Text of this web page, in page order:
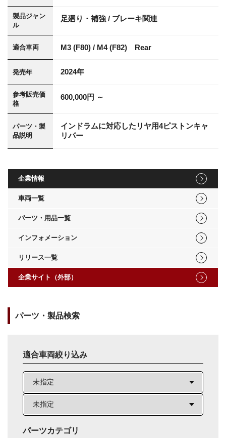
製品ジャン
ル
足廻り・補強 / ブレーキ関連
適合車両 M3 (F80) / M4 (F82) Rear
発売年 2024年
参考販売価
格
600,000円 ～
パーツ・製
品説明
インドラムに対応したリヤ用4ピストンキャ
リパー
企業情報
車両一覧
パーツ・用品一覧
インフォメーション
リリース一覧
企業サイト（外部）
パーツ・製品検索
適合車両絞り込み
パーツカテゴリ